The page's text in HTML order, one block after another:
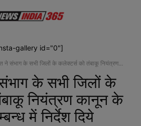
gallery id="0"]
ने संभाग के सभी जिलों के कलेक्टर्स को तंबाकू नियंत्रण...
के सभी जिलों के
नियंत्रण कानून के
में निर्देश दिये